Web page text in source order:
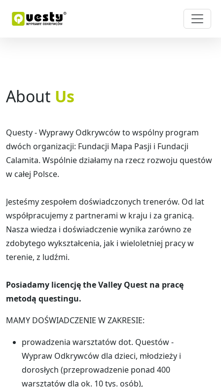
About Us
Questy - Wyprawy Odkrywców to wspólny program
dwóch organizacji: Fundacji Mapa Pasji i Fundacji
Calamita. Wspólnie działamy na rzecz rozwoju questów
w całej Polsce.
Jesteśmy zespołem doświadczonych trenerów. Od lat
współpracujemy z partnerami w kraju i za granicą.
Nasza wiedza i doświadczenie wynika zarówno ze
zdobytego wykształcenia, jak i wieloletniej pracy w
terenie, z ludźmi.
Posiadamy licencję the Valley Quest na pracę
metodą questingu.
MAMY DOŚWIADCZENIE W ZAKRESIE:
prowadzenia warsztatów dot. Questów -
Wypraw Odkrywców dla dzieci, młodzieży i
dorosłych (przeprowadzenie ponad 400
warsztatów dla ok. 10 tys. osób),